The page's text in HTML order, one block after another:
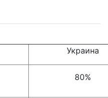
Украина
80%